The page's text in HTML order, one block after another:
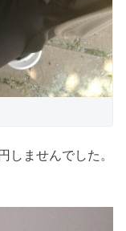
しませんでした。